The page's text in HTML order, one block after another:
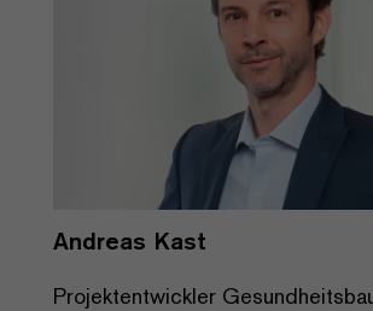
Andreas Kast
Projektentwickler